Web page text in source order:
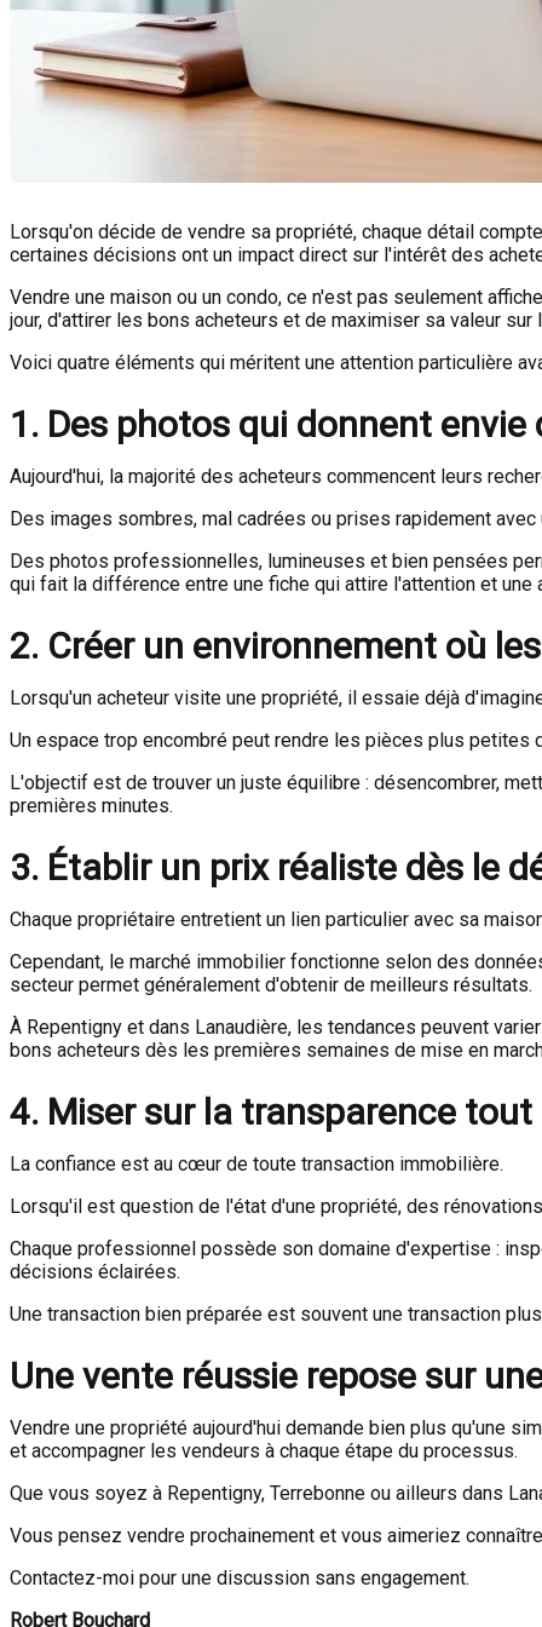
Lorsqu'on décide de vendre sa propriété, chaque détail
certaines décisions ont un impact direct sur l'intérêt des
Vendre une maison ou un condo, ce n'est pas seulement
jour, d'attirer les bons acheteurs et de maximiser sa valeur sur
Voici quatre éléments qui méritent une attention particulière
1. Des photos qui donnent envie
Aujourd'hui, la majorité des acheteurs commencent leurs
Des images sombres, mal cadrées ou prises rapidement
Des photos professionnelles, lumineuses et bien pensées
qui fait la différence entre une fiche qui attire l'attention et une
2. Créer un environnement où
Lorsqu'un acheteur visite une propriété, il essaie déjà
Un espace trop encombré peut rendre les pièces plus petites
L'objectif est de trouver un juste équilibre : désencombrer,
premières minutes.
3. Établir un prix réaliste dès le
Chaque propriétaire entretient un lien particulier avec sa
Cependant, le marché immobilier fonctionne selon des
secteur permet généralement d'obtenir de meilleurs résultats.
À Repentigny et dans Lanaudière, les tendances peuvent
bons acheteurs dès les premières semaines de mise en
4. Miser sur la transparence
La confiance est au cœur de toute transaction immobilière.
Lorsqu'il est question de l'état d'une propriété, des
Chaque professionnel possède son domaine d'expertise :
décisions éclairées.
Une transaction bien préparée est souvent une transaction
Une vente réussie repose sur
Vendre une propriété aujourd'hui demande bien plus qu'une
et accompagner les vendeurs à chaque étape du processus.
Que vous soyez à Repentigny, Terrebonne ou ailleurs dans
Vous pensez vendre prochainement et vous aimeriez
Contactez-moi pour une discussion sans engagement.
Robert Bouchard